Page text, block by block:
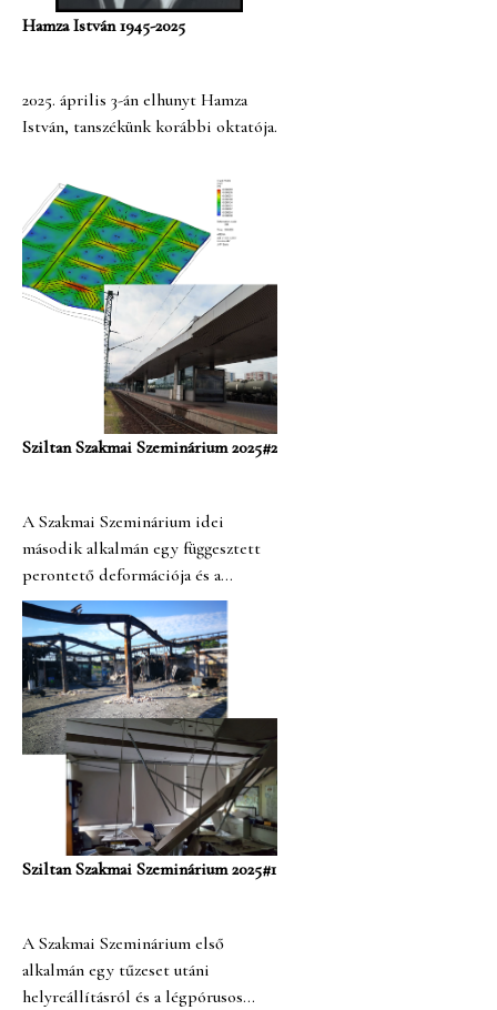
Hamza István 1945-2025
2025. április 3-án elhunyt Hamza
István, tanszékünk korábbi oktatója.
Sziltan Szakmai Szeminárium 2025#2
A Szakmai Szeminárium idei
második alkalmán egy függesztett
perontető deformációja és a
szálerősítésű beton ipari padlók
lesz a téma.
Sziltan Szakmai Szeminárium 2025#1
A Szakmai Szeminárium első
alkalmán egy tűzeset utáni
helyreállításról és a légpórusos